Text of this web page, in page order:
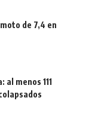
de 7,4 en
menos 111